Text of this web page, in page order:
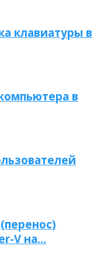
клавиатуры в
в
V на...